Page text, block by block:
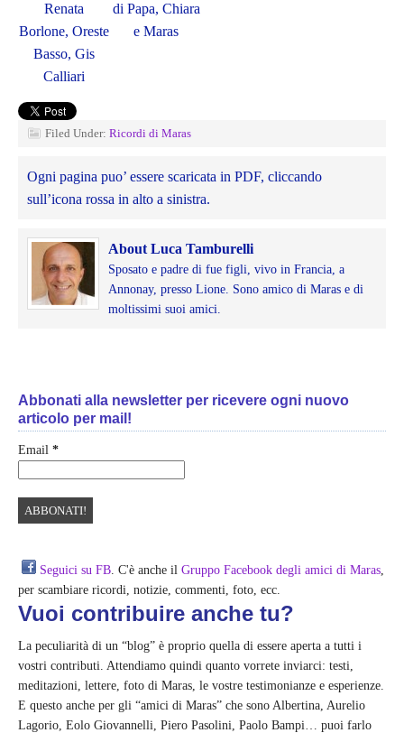
Renata
Borlone, Oreste
Basso, Gis
Calliari
di Papa, Chiara
e Maras
Filed Under: Ricordi di Maras
Ogni pagina puo’ essere scaricata in PDF, cliccando
sull’icona rossa in alto a sinistra.
About Luca Tamburelli
Sposato e padre di fue figli, vivo in Francia, a
Annonay, presso Lione. Sono amico di Maras e di
moltissimi suoi amici.
Abbonati alla newsletter per ricevere ogni nuovo
articolo per mail!
Email *
Seguici su FB. C'è anche il Gruppo Facebook degli amici di Maras,
per scambiare ricordi, notizie, commenti, foto, ecc.
Vuoi contribuire anche tu?
La peculiarità di un “blog” è proprio quella di essere aperta a tutti i
vostri contributi. Attendiamo quindi quanto vorrete inviarci: testi,
meditazioni, lettere, foto di Maras, le vostre testimonianze e esperienze.
E questo anche per gli “amici di Maras” che sono Albertina, Aurelio
Lagorio, Eolo Giovannelli, Piero Pasolini, Paolo Bampi… puoi farlo